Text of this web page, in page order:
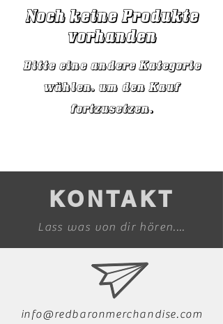
Noch keine Produkte
vorhanden
Bitte eine andere Kategorie
wählen, um den Kauf
fortzusetzen.
KONTAKT
Lass was von dir hören....
info@redbaronmerchandise.com